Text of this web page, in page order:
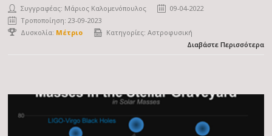
Συγγραφέας: Μάριος Καλομενόπουλος
09-04-2022
Τροποποίηση: 23-09-2023
Δυσκολία: Μέτριο Κατηγορίες:Αστροφυσική
Διαβάστε Περισσότερα